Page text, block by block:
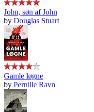
John, søn af John
by Douglas Stuart
Gamle løgne
by Pernille Ravn